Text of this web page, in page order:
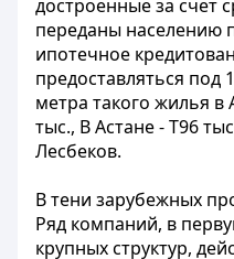
достроенные за счет
переданы населению
ипотечное
предоставляться под
метра такого жилья в
тыс., В Астане - Т96
Лесбеков.
В тени зарубежных
Ряд компаний, в
крупных структур,